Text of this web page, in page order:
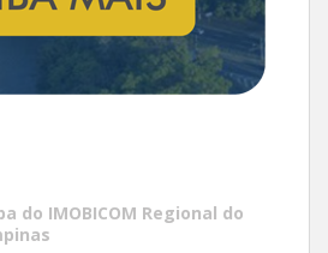
do IMOBICOM Regional do